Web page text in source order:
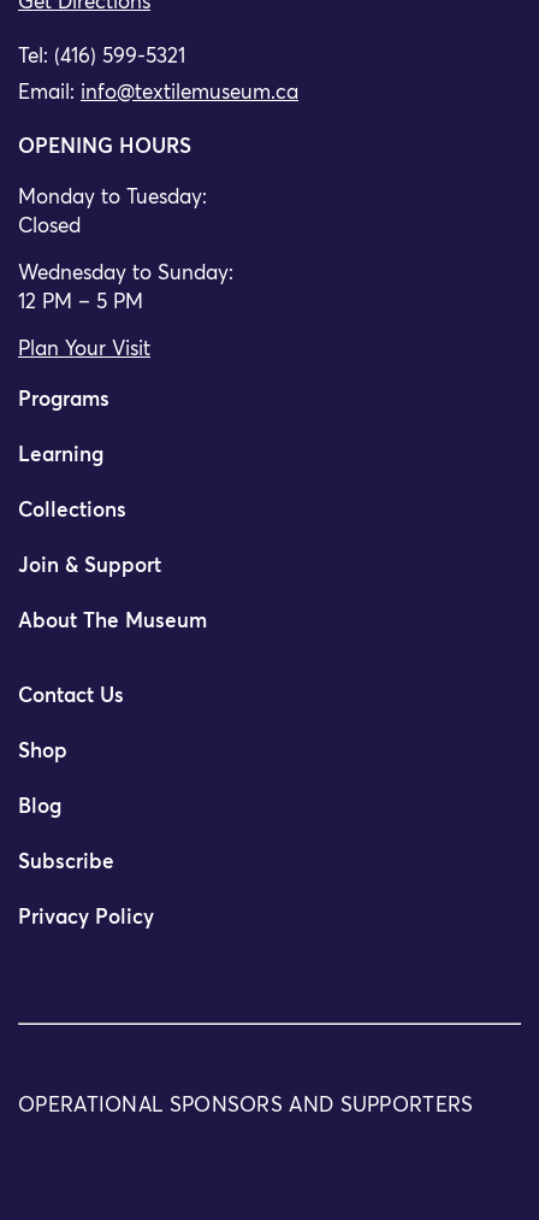
Tel: (416) 599-5321
Email: info@textilemuseum.ca
OPENING HOURS
Monday to Tuesday:
Closed
Wednesday to Sunday:
12 PM – 5 PM
Plan Your Visit
Programs
Learning
Collections
Join & Support
About The Museum
Contact Us
Shop
Blog
Subscribe
Privacy Policy
OPERATIONAL SPONSORS AND SUPPORTERS